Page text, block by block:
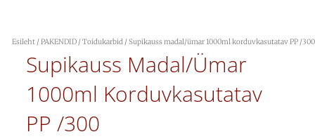
Esileht /PAKENDID /Toidukarbid / Supikauss madal/ümar 1000ml korduvkasutatav PP /300
Supikauss Madal/ümar
1000ml Korduvkasutatav
PP /300